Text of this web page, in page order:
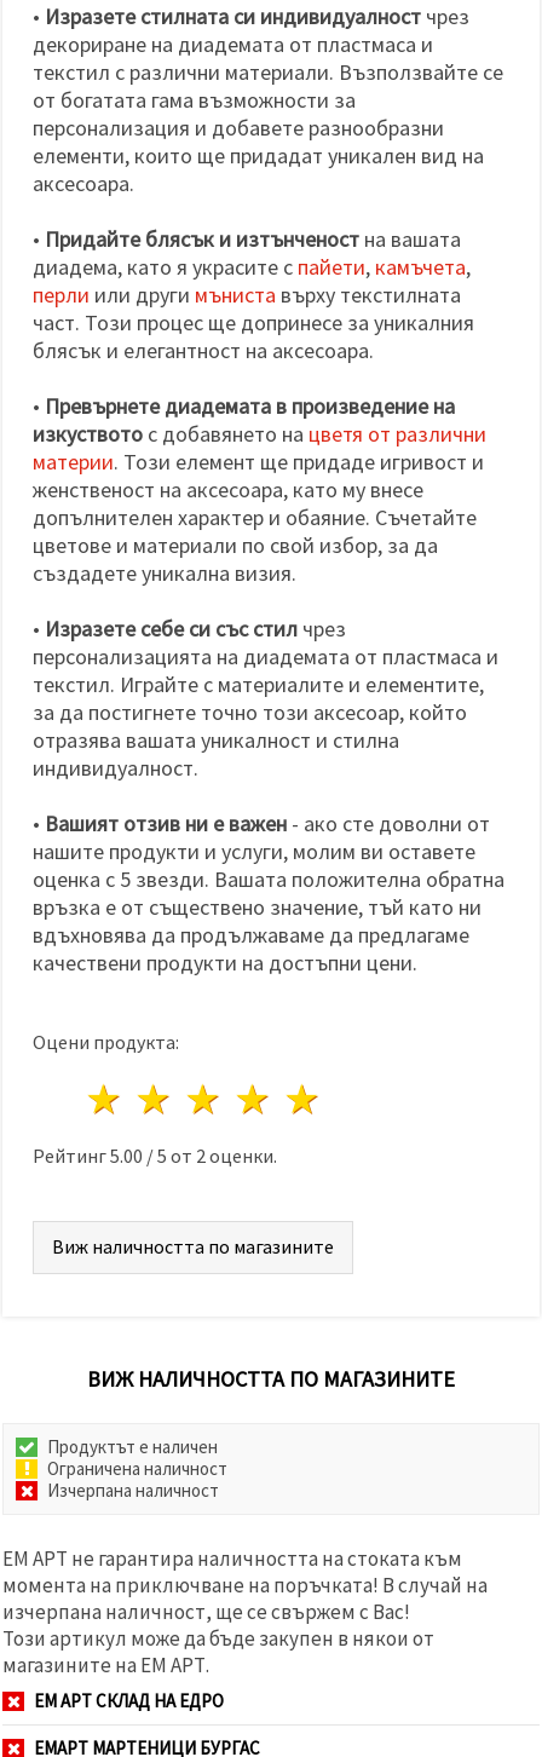
• Изразете стилната си индивидуалност чрез
декориране на диадемата от пластмаса и
текстил с различни материали. Възползвайте се
от богатата гама възможности за
персонализация и добавете разнообразни
елементи, които ще придадат уникален вид на
аксесоара.
• Придайте блясък и изтънченост на вашата
диадема, като я украсите с пайети, камъчета,
перли или други мъниста върху текстилната
част. Този процес ще допринесе за уникалния
блясък и елегантност на аксесоара.
• Превърнете диадемата в произведение на
изкуството с добавянето на цветя от различни
материи. Този елемент ще придаде игривост и
женственост на аксесоара, като му внесе
допълнителен характер и обаяние. Съчетайте
цветове и материали по свой избор, за да
създадете уникална визия.
• Изразете себе си със стил чрез
персонализацията на диадемата от пластмаса и
текстил. Играйте с материалите и елементите,
за да постигнете точно този аксесоар, който
отразява вашата уникалност и стилна
индивидуалност.
• Вашият отзив ни е важен - ако сте доволни от
нашите продукти и услуги, молим ви оставете
оценка с 5 звезди. Вашата положителна обратна
връзка е от съществено значение, тъй като ни
вдъхновява да продължаваме да предлагаме
качествени продукти на достъпни цени.
Оцени продукта:
4 звезди
3 звезди
2 звезди
1 звезда
Рейтинг5.00 /5 от 2 оценки.
Виж наличността по магазините
ВИЖ НАЛИЧНОСТТА ПО МАГАЗИНИТЕ
Продуктът е наличен
Ограничена наличност
Изчерпана наличност
ЕМ АРТ не гарантира наличността на стоката към
момента на приключване на поръчката! В случай на
изчерпана наличност, ще се свържем с Вас!
Този артикул може да бъде закупен в някои от
магазините на ЕМ АРТ.
ЕМ АРТ СКЛАД НА ЕДРО
ЕМАРТ МАРТЕНИЦИ БУРГАС